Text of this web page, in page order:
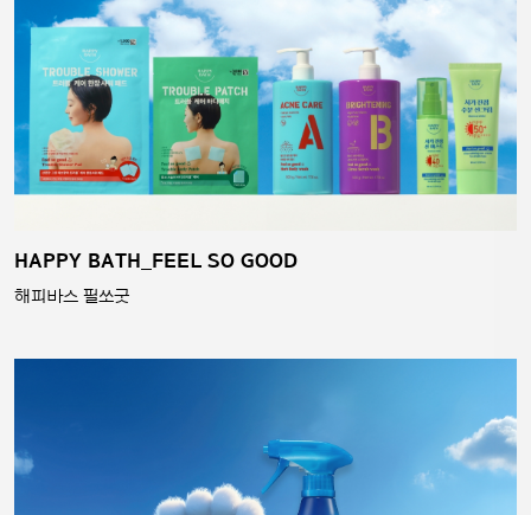
HAPPY BATH_FEEL SO GOOD
해피바스 필쏘굿